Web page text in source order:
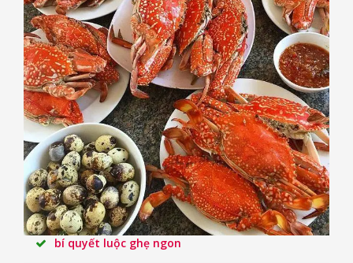
bí quyết luộc ghẹ ngon